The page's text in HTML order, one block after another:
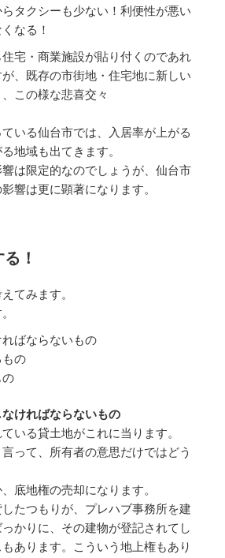
タクシーも少ない！利便性が悪い
なる！
宅・商業施設が貼り付くのであれ
、既存の市街地・住宅地に新しい
この様な悲喜交々
いる仙台市では、入居率が上がる
地域も出てきます。
は限定的なのでしょうが、仙台市
響は更に顕著になります。
！
てみます。
ばならないもの
の
の
ければならないもの
いる貸土地がこれに当ります。
って、所有者の意思だけではどう
底地権の売却になります。
たつもりが、プレハブ事務所を建
かりに、その建物が登記されてし
あります。こういう地上権もあり